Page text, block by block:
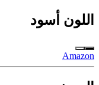
اللون أسود
Amazon